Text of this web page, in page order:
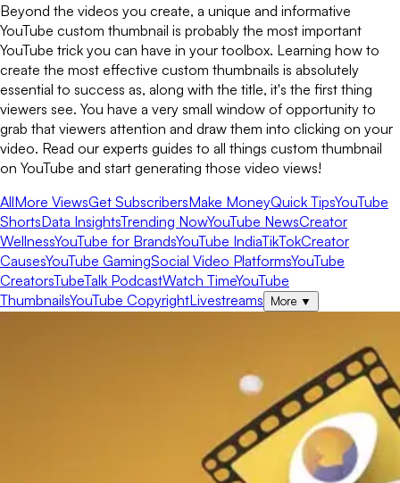
Beyond the videos you create, a unique and informative
YouTube custom thumbnail is probably the most important
YouTube trick you can have in your toolbox. Learning how to
create the most effective custom thumbnails is absolutely
essential to success as, along with the title, it's the first thing
viewers see. You have a very small window of opportunity to
grab that viewers attention and draw them into clicking on your
video. Read our experts guides to all things custom thumbnail
on YouTube and start generating those video views!
AllMore ViewsGet SubscribersMake MoneyQuick TipsYouTube
ShortsData InsightsTrending NowYouTube NewsCreator
WellnessYouTube for BrandsYouTube IndiaTikTokCreator
CausesYouTube GamingSocial Video PlatformsYouTube
CreatorsTubeTalk PodcastWatch TimeYouTube
ThumbnailsYouTube CopyrightLivestreams More ▼